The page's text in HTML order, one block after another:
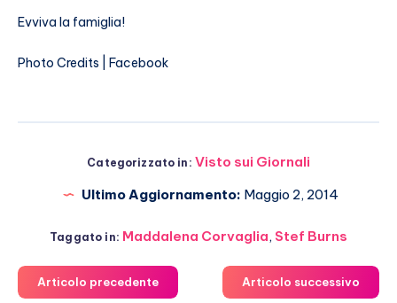
Evviva la famiglia!
Photo Credits | Facebook
Categorizzato in: Visto sui Giornali
Ultimo Aggiornamento: Maggio 2, 2014
Taggato in: Maddalena Corvaglia, Stef Burns
Articolo precedente Articolo successivo